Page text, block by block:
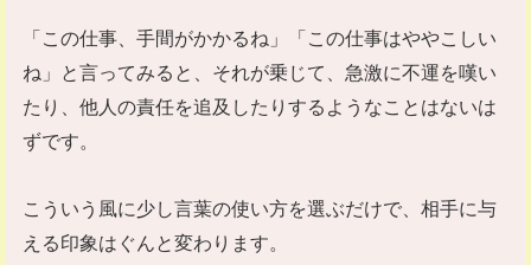
「この仕事、手間がかかるね」「この仕事はややこしい
ね」と言ってみると、それが乗じて、急激に不運を嘆い
たり、他人の責任を追及したりするようなことはないは
ずです。
こういう風に少し言葉の使い方を選ぶだけで、相手に与
える印象はぐんと変わります。